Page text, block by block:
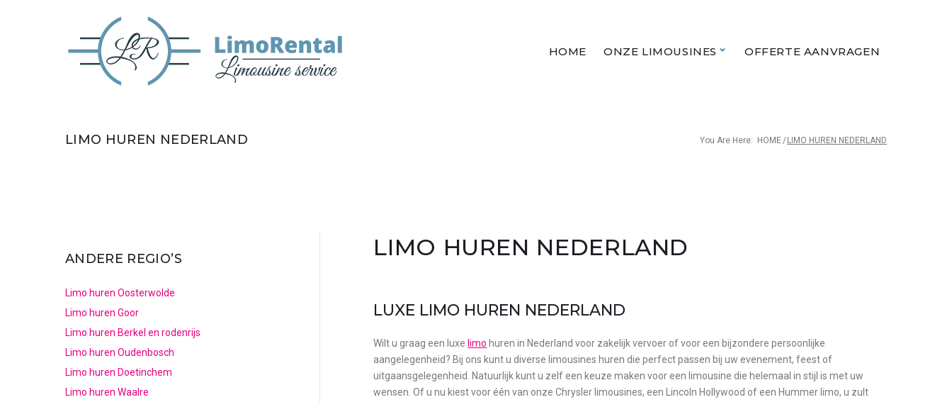
HOME ONZE LIMOUSINES OFFERTE AANVRAGEN
LIMO HUREN NEDERLAND You Are Here: HOME/ LIMO HUREN NEDERLAND
LIMO HUREN NEDERLAND
LUXE LIMO HUREN NEDERLAND
Wilt u graag een luxe limo huren in Nederland voor zakelijk vervoer of voor een bijzondere persoonlijke
aangelegenheid? Bij ons kunt u diverse limousines huren die perfect passen bij uw evenement, feest of
uitgaansgelegenheid. Natuurlijk kunt u zelf een keuze maken voor een limousine die helemaal in stijl is met uw
wensen. Of u nu kiest voor één van onze Chrysler limousines, een Lincoln Hollywood of een Hummer limo, u zult
ANDERE REGIO’S
Limo huren Oosterwolde
Limo huren Goor
Limo huren Berkel en rodenrijs
Limo huren Oudenbosch
Limo huren Doetinchem
Limo huren Waalre